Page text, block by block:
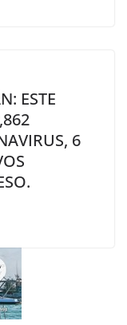
ESTE
6